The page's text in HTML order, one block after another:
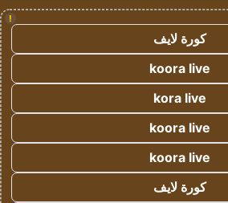
!
كورة لايف
koora live
kora live
koora live
koora live
كورة لايف